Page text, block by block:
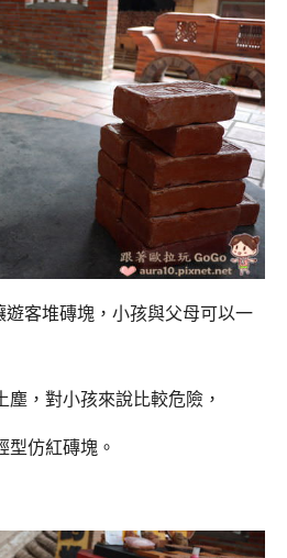
客堆磚塊，小孩與父母可以一
，對小孩來說比較危險，
型仿紅磚塊。